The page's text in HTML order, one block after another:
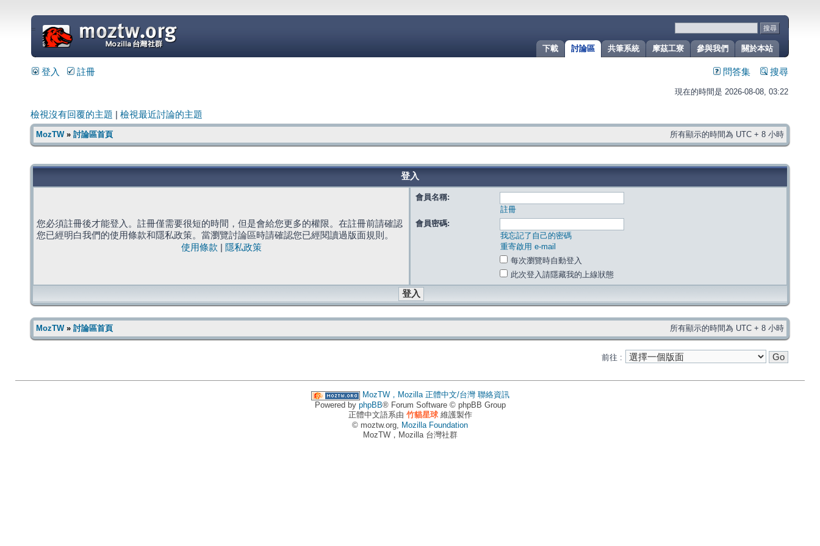
關於本站
參與我們
摩茲工寮
共筆系統
討論區
下載
=
登入 註冊 問答集 搜尋
現在的時間是 2026-08-08, 03:22
檢視沒有回覆的主題 檢視最近討論的主題
MozTW» 討論區首頁 所有顯示的時間為 UTC + 8 小時
登入
您必須註冊後才能登入。註冊僅需要很短的時間，但是會給您更多的權限。在註冊前請確認
您已經明白我們的使用條款和隱私政策。當瀏覽討論區時請確認您已經閱讀過版面規則。
使用條款
隱私政策
會員名稱:
註冊
會員密碼:
我忘記了自己的密碼
重寄啟用 e-mail
每次瀏覽時自動登入
此次登入請隱藏我的上線狀態
MozTW» 討論區首頁 所有顯示的時間為 UTC + 8 小時
前往 :
MozTW，Mozilla 正體中文/台灣 聯絡資訊
Powered by phpBB® Forum Software © phpBB Group
正體中文語系由 竹貓星球維護製作
© moztw.org, Mozilla Foundation
MozTW，Mozilla 台灣社群